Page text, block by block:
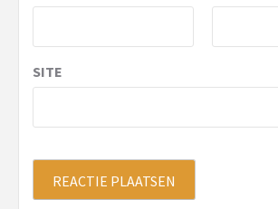
SITE